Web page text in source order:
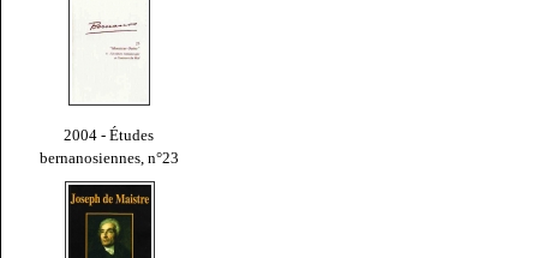
2004 - Études
bernanosiennes, n°23